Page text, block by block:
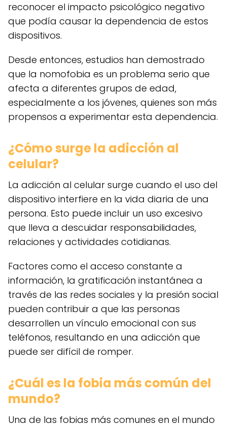
reconocer el impacto psicológico negativo
que podía causar la dependencia de estos
dispositivos.
Desde entonces, estudios han demostrado
que la nomofobia es un problema serio que
afecta a diferentes grupos de edad,
especialmente a los jóvenes, quienes son más
propensos a experimentar esta dependencia.
¿Cómo surge la adicción al
celular?
La adicción al celular surge cuando el uso del
dispositivo interfiere en la vida diaria de una
persona. Esto puede incluir un uso excesivo
que lleva a descuidar responsabilidades,
relaciones y actividades cotidianas.
Factores como el acceso constante a
información, la gratificación instantánea a
través de las redes sociales y la presión social
pueden contribuir a que las personas
desarrollen un vínculo emocional con sus
teléfonos, resultando en una adicción que
puede ser difícil de romper.
¿Cuál es la fobia más común del
mundo?
Una de las fobias más comunes en el mundo